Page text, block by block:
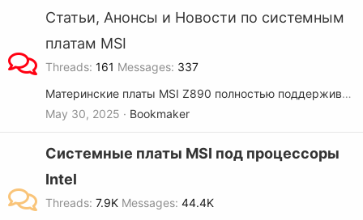
Статьи, Анонсы и Новости по системным
платам MSI
Threads 161 Messages 337
Материнские платы MSI Z890 полностью поддерживают технологию Intel 200S Boost
May 30, 2025
Bookmaker
Системные платы MSI под процессоры
Intel
Threads 7.9K Messages 44.4K